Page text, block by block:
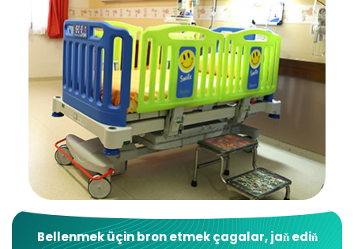
Bellenmek üçin bron etmekçagalar, jaň ediň